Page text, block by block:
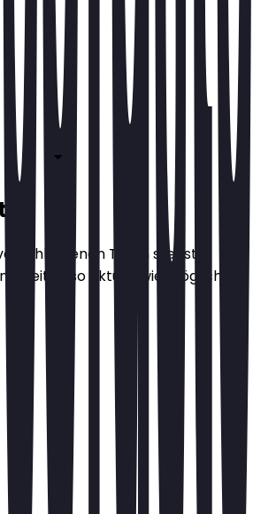
Türen stehst,
so aktuell wie möglich.